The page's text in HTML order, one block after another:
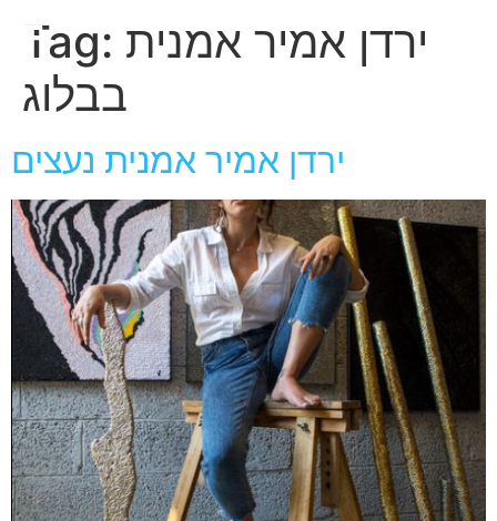
Tag: ירדן אמיר אמנית
בבלוג
ירדן אמיר אמנית נעצים